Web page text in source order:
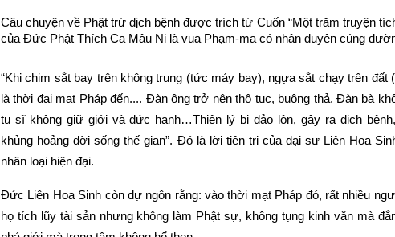
Câu chuyện về Phật trừ dịch bệnh được trích từ Cuốn “Một trăm truyện
của Đức Phật Thích Ca Mâu Ni là vua Phạm-ma có nhân duyên cúng
“Khi chim sắt bay trên không trung (tức máy bay), ngựa sắt chạy trên
là thời đại mạt Pháp đến.... Đàn ông trở nên thô tục, buông thả. Đàn bà
tu sĩ không giữ giới và đức hạnh…Thiên lý bị đảo lộn, gây ra dịch
khủng hoảng đời sống thế gian”. Đó là lời tiên tri của đại sư Liên Hoa
nhân loại hiện đại.
Đức Liên Hoa Sinh còn dự ngôn rằng: vào thời mạt Pháp đó, rất nhiều
họ tích lũy tài sản nhưng không làm Phật sự, không tụng kinh văn mà